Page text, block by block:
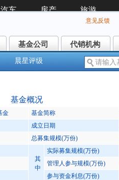
意见反馈
基金公司
基金公司 代销机构
代销机构
晨星评级
基金概况
金 基金简称
成立日期
总募集规模(万份)
其
中
实际募集规模(万份)
管理人参与规模(万份)
参与资金利息(万份)